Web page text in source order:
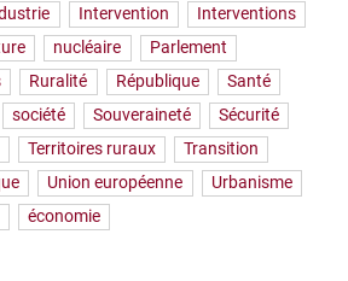
Intervention
Interventions
nucléaire
Parlement
Ruralité République
Santé
société Souveraineté
Sécurité
Territoires ruraux
Transition
Union européenne
Urbanisme
économie